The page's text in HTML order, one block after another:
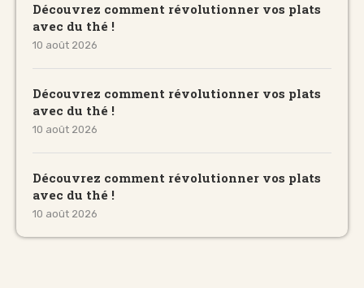
Découvrez comment révolutionner vos plats
avec du thé !
10 août 2026
Découvrez comment révolutionner vos plats
avec du thé !
10 août 2026
Découvrez comment révolutionner vos plats
avec du thé !
10 août 2026